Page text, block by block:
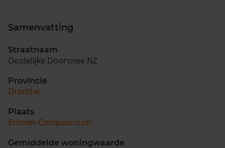
Samenvatting
Straatnaam
Oostelijke Doorsnee NZ
Provincie
Drenthe
Plaats
Emmer-Compascuum
Gemiddelde woningwaarde